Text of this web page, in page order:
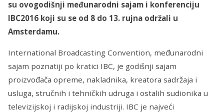
su ovogodišnji međunarodni sajam i konferenciju
IBC2016 koji su se od 8 do 13. rujna održali u
Amsterdamu.
International Broadcasting Convention, međunarodni
sajam poznatiji po kratici IBC, je godišnji sajam
proizvođača opreme, nakladnika, kreatora sadržaja i
usluga, stručnih i tehničkih udruga i ostalih sudionika u
televizijskoj i radijskoj industriji. IBC je najveći